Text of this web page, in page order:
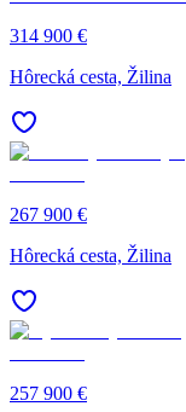
314 900 €
Hôrecká cesta, Žilina
267 900 €
Hôrecká cesta, Žilina
257 900 €